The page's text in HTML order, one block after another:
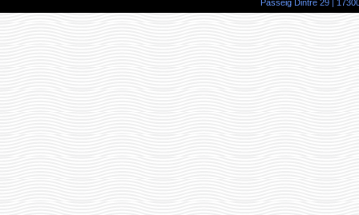
Passeig Dintre 29 |